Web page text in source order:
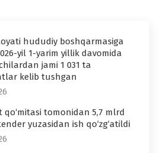
hududiy boshqarmasiga
yil 1-yarim yillik davomida
jami 1 031 ta
kelib tushgan
qo‘mitasi tomonidan 5,7 mlrd
yuzasidan ish qo‘zg‘atildi